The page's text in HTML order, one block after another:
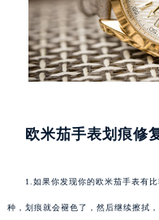
欧米茄手表划痕修
1.如果你发现你的欧米茄手表有比
种，划痕就会褪色了，然后继续擦拭